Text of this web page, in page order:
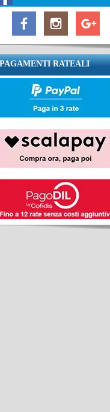
PAGAMENTI RATEALI